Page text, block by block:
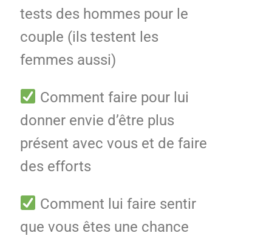
tests des hommes pour le
couple (ils testent les
femmes aussi)
Comment faire pour lui
donner envie d’être plus
présent avec vous et de faire
des efforts
Comment lui faire sentir
que vous êtes une chance